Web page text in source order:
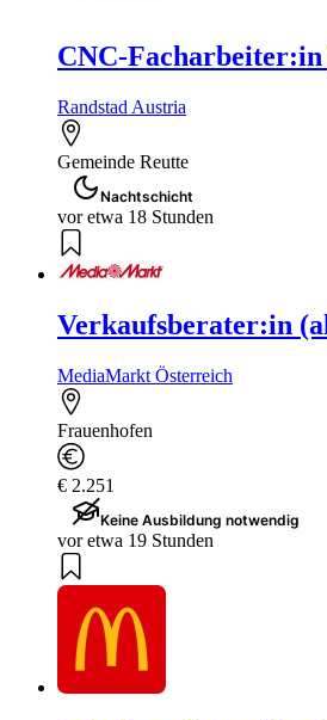
CNC-Facharbeiter:in
Randstad Austria
Gemeinde Reutte
Nachtschicht
vor etwa 18 Stunden
Verkaufsberater:in
MediaMarkt Österreich
Frauenhofen
€ 2.251
Keine Ausbildung notwendig
vor etwa 19 Stunden